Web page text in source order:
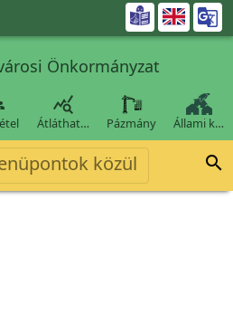

Önkormányzat

Átláthat… Pázmány Állami k…
közül 